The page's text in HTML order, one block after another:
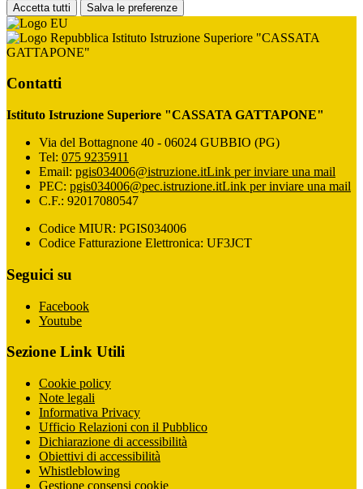
Accetta tutti Salva le preferenze
Istituto Istruzione Superiore "CASSATA
GATTAPONE"
Contatti
Istituto Istruzione Superiore "CASSATA GATTAPONE"
Via del Bottagnone 40 - 06024 GUBBIO (PG)
Tel: 075 9235911
Email: pgis034006@istruzione.itLink per inviare una mail
PEC: pgis034006@pec.istruzione.itLink per inviare una mail
C.F.: 92017080547
Codice MIUR: PGIS034006
Codice Fatturazione Elettronica: UF3JCT
Seguici su
Facebook
Youtube
Sezione Link Utili
Cookie policy
Note legali
Informativa Privacy
Ufficio Relazioni con il Pubblico
Dichiarazione di accessibilità
Obiettivi di accessibilità
Whistleblowing
Gestione consensi cookie